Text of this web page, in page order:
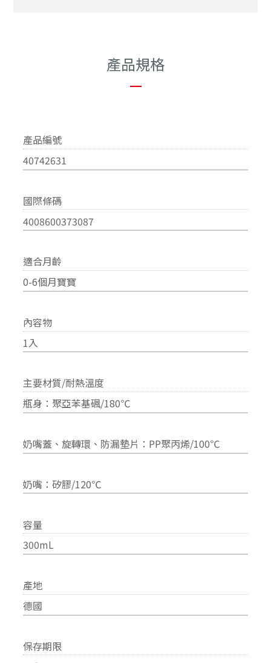
產品規格
—
產品編號
40742631
國際條碼
4008600373087
適合月齡
0-6個月寶寶
內容物
1入
主要材質/耐熱溫度
瓶身：聚亞苯基碸/180℃
奶嘴蓋、旋轉環、防漏墊片：PP聚丙烯/100℃
奶嘴：矽膠/120℃
容量
300mL
產地
德國
保存期限